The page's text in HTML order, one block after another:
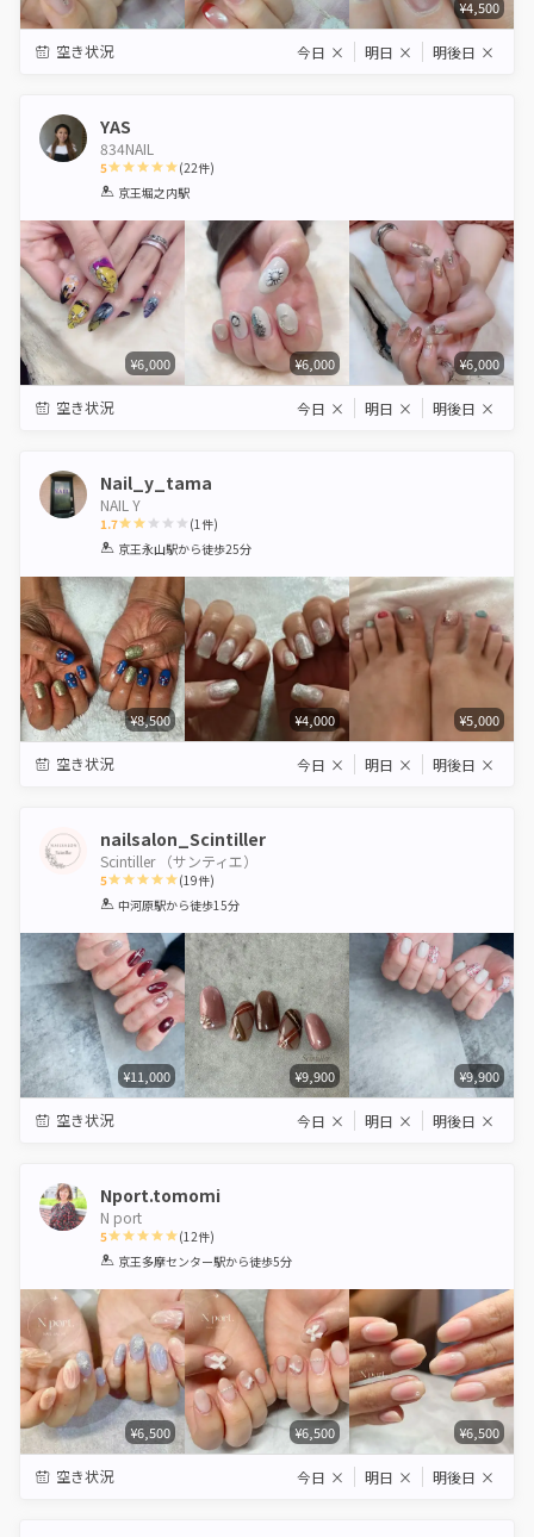
¥4,500
空き状況 今日 × 明日 × 明後日 ×
YAS
834NAIL
5
1 2 3 4 5
(22件)
京王堀之内駅
¥6,000 ¥6,000 ¥6,000
空き状況 今日 × 明日 × 明後日 ×
Nail_y_tama
NAIL Y
1.7
1 2 3 4 5
(1件)
京王永山駅から徒歩25分
¥8,500 ¥4,000 ¥5,000
空き状況 今日 × 明日 × 明後日 ×
nailsalon_Scintiller
Scintiller （サンティエ）
5
1 2 3 4 5
(19件)
中河原駅から徒歩15分
¥11,000 ¥9,900 ¥9,900
空き状況 今日 × 明日 × 明後日 ×
Nport.tomomi
N port
5
1 2 3 4 5
(12件)
京王多摩センター駅から徒歩5分
¥6,500 ¥6,500 ¥6,500
空き状況 今日 × 明日 × 明後日 ×